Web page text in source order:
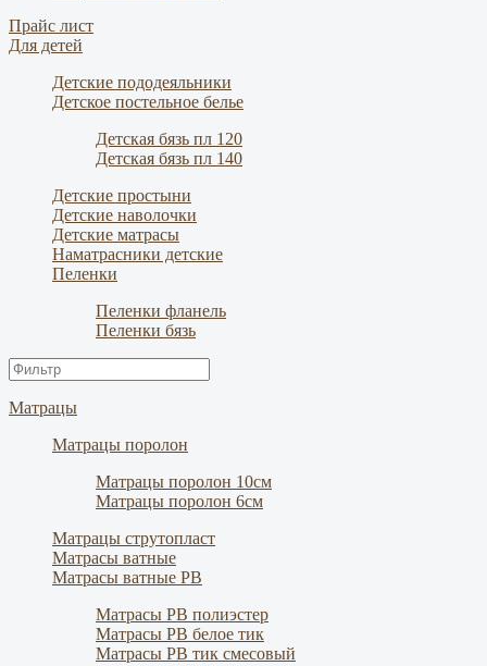
Прайс лист
Для детей
Детские пододеяльники
Детское постельное белье
Детская бязь пл 120
Детская бязь пл 140
Детские простыни
Детские наволочки
Детские матрасы
Наматрасники детские
Пеленки
Пеленки фланель
Пеленки бязь
Матрацы
Матрацы поролон
Матрацы поролон 10см
Матрацы поролон 6см
Матрацы струтопласт
Матрасы ватные
Матрасы ватные РВ
Матрасы РВ полиэстер
Матрасы РВ белое тик
Матрасы РВ тик смесовый